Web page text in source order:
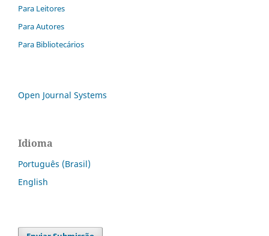
Para Leitores
Para Autores
Para Bibliotecários
Open Journal Systems
Idioma
Português (Brasil)
English